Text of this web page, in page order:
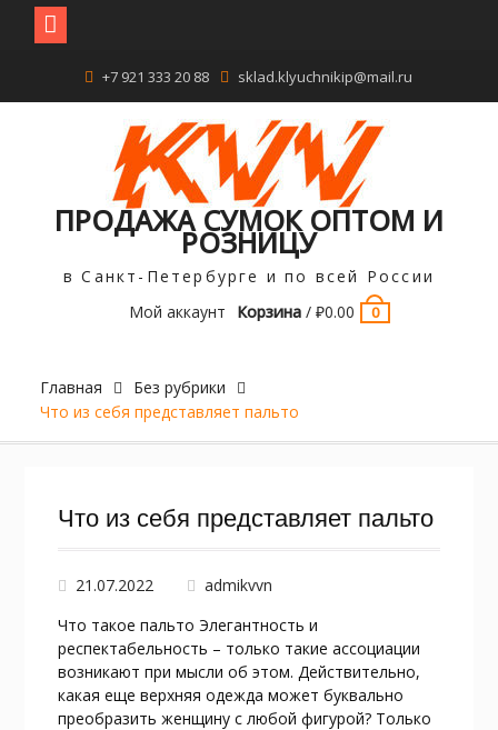
содержимому
+7 921 333 20 88 sklad.klyuchnikip@mail.ru
ПРОДАЖА СУМОК ОПТОМ И
РОЗНИЦУ
в Санкт-Петербурге и по всей России
Мой аккаунт
Корзина/ ₽0.00 0
Главная
Без рубрики
Что из себя представляет пальто
Что из себя представляет пальто
21.07.2022
admikvvn
Что такое пальто Элегантность и
респектабельность – только такие ассоциации
возникают при мысли об этом. Действительно,
какая еще верхняя одежда может буквально
преобразить женщину с любой фигурой? Только